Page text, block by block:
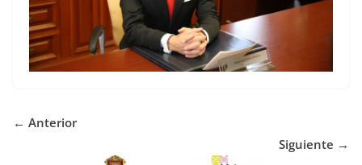
← Anterior
Siguiente →